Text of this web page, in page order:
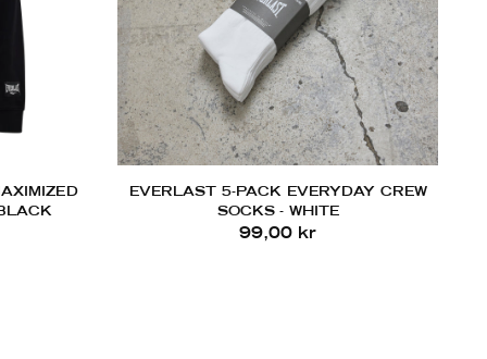
EVERLAST 5-PACK EVERYDAY CREW
SOCKS - WHITE
99,00 kr